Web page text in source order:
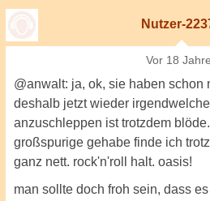
Nutzer-
Vor 18
@anwalt: ja, ok, sie haben schon
deshalb jetzt wieder
anzuschleppen ist trotzdem
großspurige gehabe finde ich
ganz nett. rock'n'roll halt. oasis!
man sollte doch froh sein, dass